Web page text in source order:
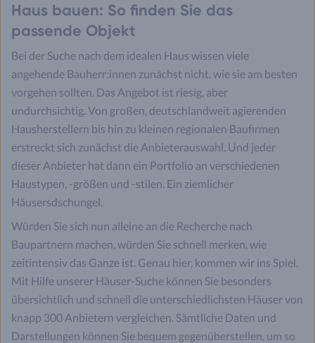
Haus bauen: So finden Sie das
passende Objekt
Bei der Suche nach dem idealen Haus wissen viele
angehende Bauherr:innen zunächst nicht, wie sie am besten
vorgehen sollten. Das Angebot ist riesig, aber
undurchsichtig. Von großen, deutschlandweit agierenden
Hausherstellern bis hin zu kleinen regionalen Baufirmen
erstreckt sich zunächst die Anbieterauswahl. Und jeder
dieser Anbieter hat dann ein Portfolio an verschiedenen
Haustypen, -größen und -stilen. Ein ziemlicher
Häusersdschungel.
Würden Sie sich nun alleine an die Recherche nach
Baupartnern machen, würden Sie schnell merken, wie
zeitintensiv das Ganze ist. Genau hier, kommen wir ins Spiel.
Mit Hilfe unserer Häuser-Suche können Sie besonders
übersichtlich und schnell die unterschiedlichsten Häuser von
knapp 300 Anbietern vergleichen. Sämtliche Daten und
Darstellungen können Sie bequem gegenüberstellen, um so